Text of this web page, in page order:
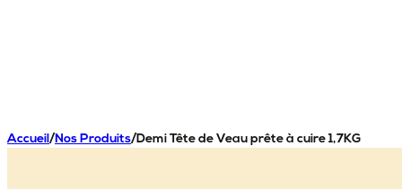
Accueil/Nos Produits/Demi Tête de Veau prête à cuire 1,7KG